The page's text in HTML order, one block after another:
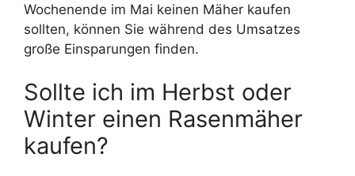
Wochenende im Mai keinen Mäher kaufen
sollten, können Sie während des Umsatzes
große Einsparungen finden.
Sollte ich im Herbst oder
Winter einen Rasenmäher
kaufen?